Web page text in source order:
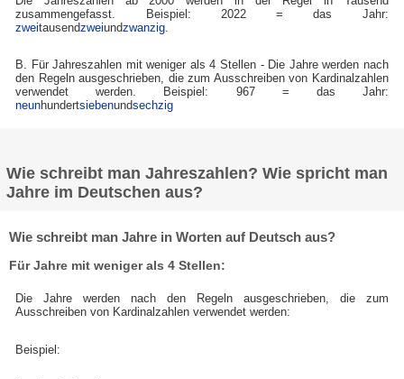
zusammengefasst. Beispiel: 2022 = das Jahr:
zweitausendzweiundzwanzig
B. Für Jahreszahlen mit weniger als 4 Stellen - Die Jahre werden nach
den Regeln ausgeschrieben, die zum Ausschreiben von Kardinalzahlen
verwendet werden. Beispiel: 967 = das Jahr:
neunhundertsiebenundsechzig
Wie schreibt man Jahreszahlen? Wie spricht man
Jahre im Deutschen aus?
Wie schreibt man Jahre in Worten auf Deutsch aus?
Für Jahre mit weniger als 4 Stellen:
Die Jahre werden nach den Regeln ausgeschrieben, die zum
Ausschreiben von Kardinalzahlen verwendet werden:
Beispiel: